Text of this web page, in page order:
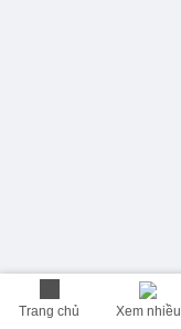
Trang chủ Xem nhiều